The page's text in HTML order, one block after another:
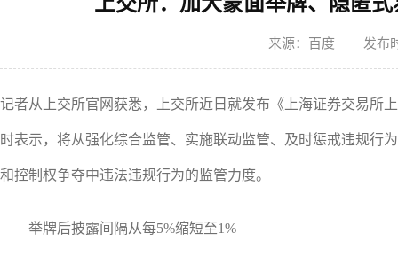
来源： 百度 发布
记者从上交所官网获悉，上交所近日就发布《上海证券交易所
时表示，将从强化综合监管、实施联动监管、及时惩戒违规行
和控制权争夺中违法违规行为的监管力度。
举牌后披露间隔从每5%缩短至1%